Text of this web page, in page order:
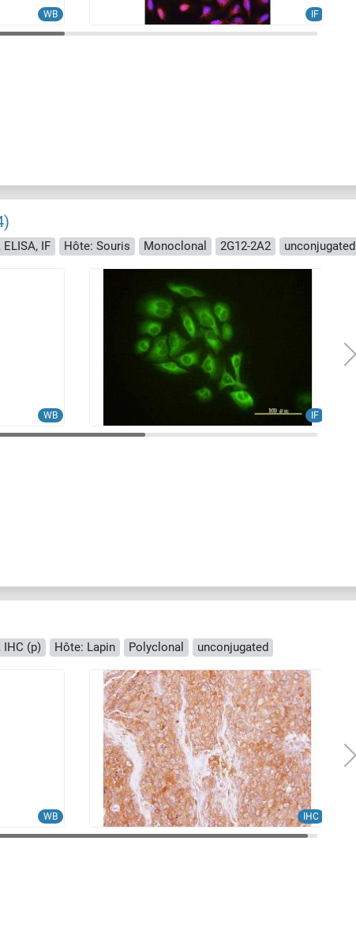
WB IF
ELISA, IF Hôte: Souris Monoclonal 2G12-2A2 unconjugated
WB IF
IHC (p) Hôte: Lapin Polyclonal unconjugated
WB IHC